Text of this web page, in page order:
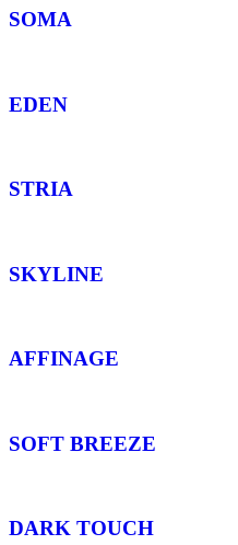
SOMA
EDEN
STRIA
SKYLINE
AFFINAGE
SOFT BREEZE
DARK TOUCH